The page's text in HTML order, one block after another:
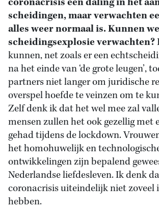
scheidingen, maar verwachten
alles weer normaal is. Kunnen
scheidingsexplosie verwachten?
kunnen, net zoals er een
na het einde van ‘de grote leugen’,
partners niet langer om juridische
overspel hoefde te veinzen om te
Zelf denk ik dat het wel mee zal
mensen zullen het ook gezellig met
gehad tijdens de lockdown.
het homohuwelijk en
ontwikkelingen zijn bepalend
Nederlandse liefdesleven. Ik denk
coronacrisis uiteindelijk niet zoveel
hebben.